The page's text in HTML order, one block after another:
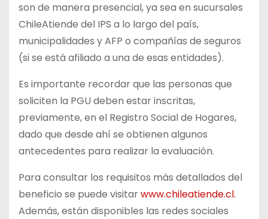
son de manera presencial, ya sea en sucursales
ChileAtiende del IPS a lo largo del país,
municipalidades y AFP o compañías de seguros
(si se está afiliado a una de esas entidades).
Es importante recordar que las personas que
soliciten la PGU deben estar inscritas,
previamente, en el Registro Social de Hogares,
dado que desde ahí se obtienen algunos
antecedentes para realizar la evaluación.
Para consultar los requisitos más detallados del
beneficio se puede visitarwww.chileatiende.cl.
Además, están disponibles las redes sociales